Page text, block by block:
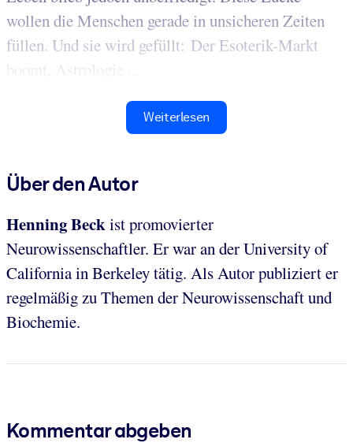
wollen die Menschen gerade in unsicheren Zeiten
füllen. Und sie wird gefüllt: Der Esoterik-Markt
boomt, Astrologie ...
Weiterlesen
Über den Autor
Henning Beckist promovierter
Neurowissenschaftler. Er war an der University of
California in Berkeley tätig. Als Autor publiziert er
regelmäßig zu Themen der Neurowissenschaft und
Biochemie.
Kommentar abgeben